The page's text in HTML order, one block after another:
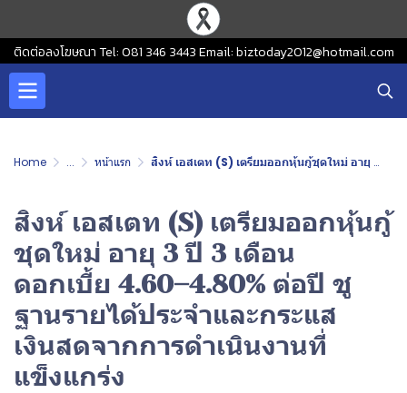
ติดต่อลงโฆษณา Tel: 081 346 3443 Email: biztoday2012@hotmail.com
Home ... หน้าแรก สิงห์ เอสเตท (S) เตรียมออกหุ้นกู้ชุดใหม่ อายุ 3 ปี 3 เดือน ดอกเบี้ย 4.60–4.80% ต่อปี ชูฐานรายได้ประจำและกระแสเงินสดจากการดำเนินงานที่แข็งแกร่ง
สิงห์ เอสเตท (S) เตรียมออกหุ้นกู้
ชุดใหม่ อายุ 3 ปี 3 เดือน
ดอกเบี้ย 4.60–4.80% ต่อปี ชู
ฐานรายได้ประจำและกระแส
เงินสดจากการดำเนินงานที่
แข็งแกร่ง